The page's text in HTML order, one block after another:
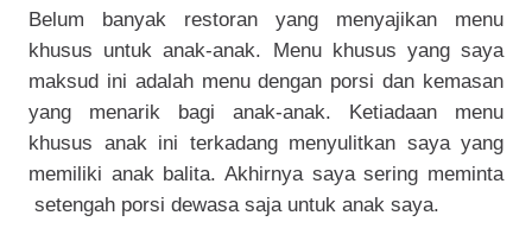
Belum banyak restoran yang menyajikan menu
khusus untuk anak-anak. Menu khusus yang saya
maksud ini adalah menu dengan porsi dan kemasan
yang menarik bagi anak-anak. Ketiadaan menu
khusus anak ini terkadang menyulitkan saya yang
memiliki anak balita. Akhirnya saya sering meminta
setengah porsi dewasa saja untuk anak saya.